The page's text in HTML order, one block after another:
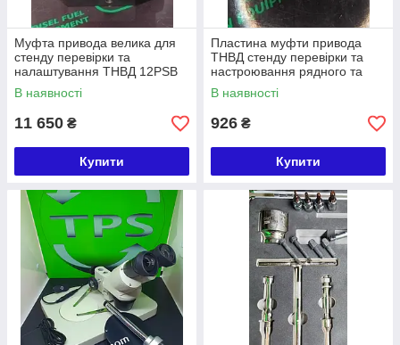
Муфта привода велика для
стенду перевірки та
налаштування ТНВД 12PSB
60 мм (довжина 13 см, d
муфти — 13,5 см)
В наявності
11 650 ₴
Купити
Пластина муфти привода
ТНВД стенду перевірки та
настроювання рядного та
розподільного типу 12PSB
В наявності
926 ₴
Купити